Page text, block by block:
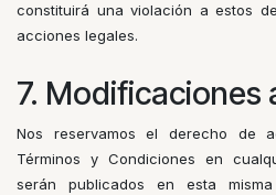
constituirá una violación a estos
acciones legales.
7. Modificaciones
Nos reservamos el derecho de
Términos y Condiciones en
serán publicados en esta